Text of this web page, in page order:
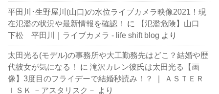
平田川･生野屋川(山口)の水位ライブカメラ映像2021！現
在氾濫の状況や最新情報を確認！
に
【氾濫危険】山口
下松 平田川｜ライブカメラ - life shift blog より
太田光る(モデル)の事務所や大工勤務先はどこ？結婚や歴
代彼女が気になる！
に滝沢カレン彼氏は太田光る【画
像】3度目のフライデーで結婚秒読み！？ ｜ ＡＳＴＥＲ
ＩＳＫ －アスタリスク－ より